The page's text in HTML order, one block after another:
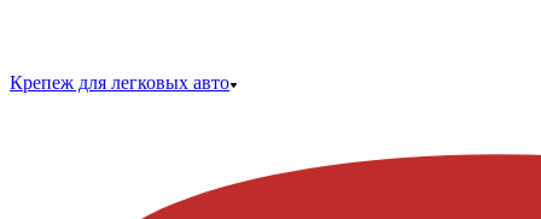
Крепеж для легковых авто